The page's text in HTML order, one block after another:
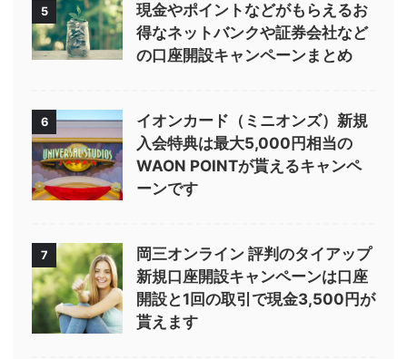
5
現金やポイントなどがもらえるお
得なネットバンクや証券会社など
の口座開設キャンペーンまとめ
6
イオンカード（ミニオンズ）新規
入会特典は最大5,000円相当の
WAON POINTが貰えるキャンペ
ーンです
7
岡三オンライン 評判のタイアップ
新規口座開設キャンペーンは口座
開設と1回の取引で現金3,500円が
貰えます